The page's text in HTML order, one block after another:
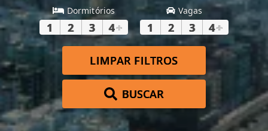
Dormitórios
1 2 3 4+
Vagas
1 2 3 4+
LIMPAR FILTROS
BUSCAR